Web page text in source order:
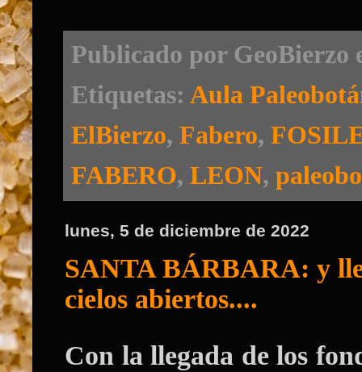
Publicado por GeoBierzo
Etiquetas: Aula
ElBierzo, Fabero,
FABERO, LEON,
lunes, 5 de diciembre de 2022
SANTA BÁRBARA: y
cielos abiertos....
Con la llegada de los